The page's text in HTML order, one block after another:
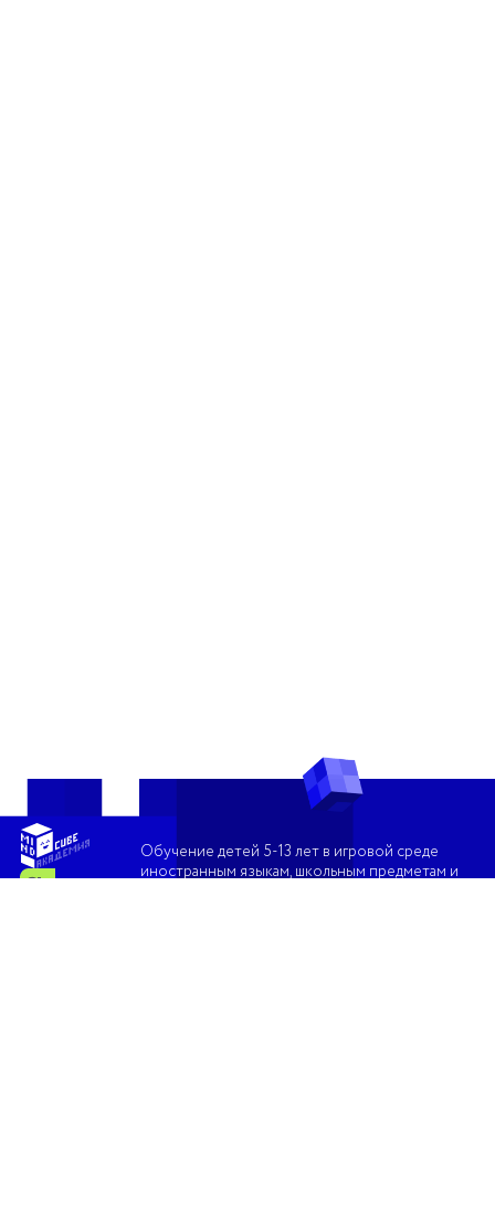
Обучение детей 5-13 лет в игровой среде
иностранным языкам, школьным предметам и